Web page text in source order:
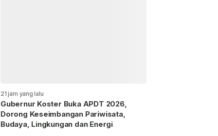
21 jam yang lalu
Gubernur Koster Buka APDT 2026,
Dorong Keseimbangan Pariwisata,
Budaya, Lingkungan dan Energi